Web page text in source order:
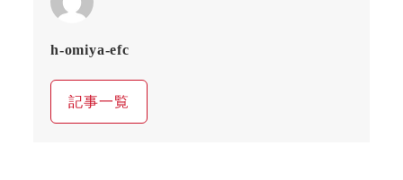
h-omiya-efc
記事一覧